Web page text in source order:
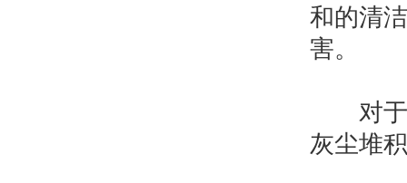
和的清
害。
对于
灰尘堆